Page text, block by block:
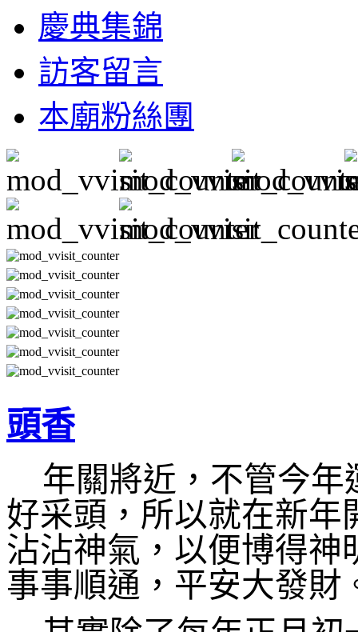
慶典集錦
訪客留言
本廟粉絲團
頭香
年關將近，不管今
好采頭，所以就在新年
沾沾神氣，以便博得神
事事順通，平安大發財